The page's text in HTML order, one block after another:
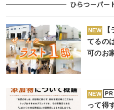
ひらつーパー
NEW
てるの
可のお
NEW PR
って得